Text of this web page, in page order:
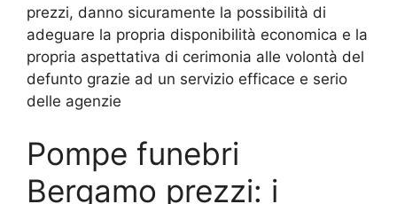
prezzi, danno sicuramente la possibilità di
adeguare la propria disponibilità economica e la
propria aspettativa di cerimonia alle volontà del
defunto grazie ad un servizio efficace e serio
delle agenzie
Pompe funebri
Bergamo prezzi: i